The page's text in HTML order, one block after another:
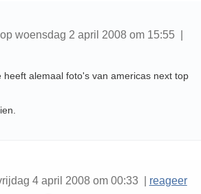
woensdag 2 april 2008 om 15:55 |
heeft alemaal foto's van americas next top
4 april 2008 om 00:33 | reageer